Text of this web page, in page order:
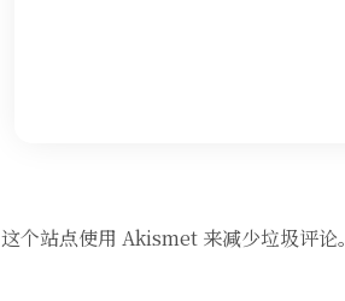
这个站点使用 Akismet 来减少垃圾评论。